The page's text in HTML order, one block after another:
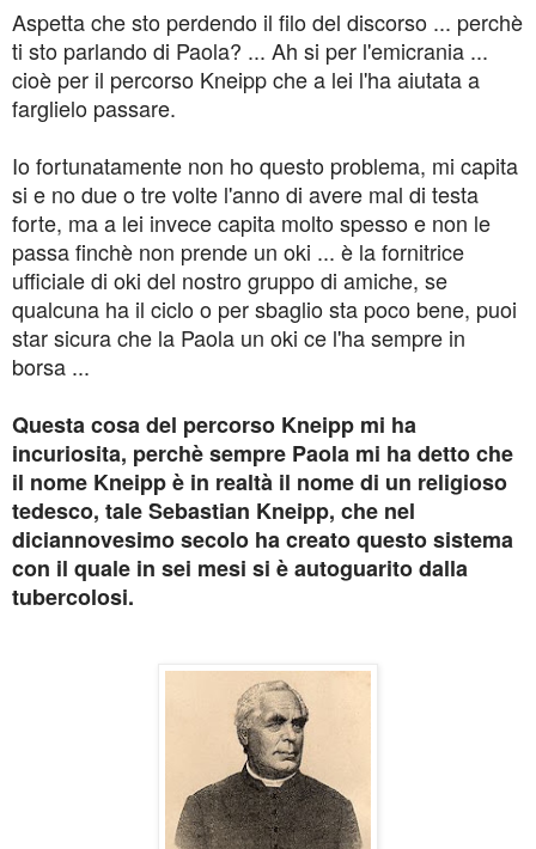
Aspetta che sto perdendo il filo del discorso ... perchè
ti sto parlando di Paola? ... Ah si per l'emicrania ...
cioè per il percorso Kneipp che a lei l'ha aiutata a
farglielo passare.
Io fortunatamente non ho questo problema, mi capita
si e no due o tre volte l'anno di avere mal di testa
forte, ma a lei invece capita molto spesso e non le
passa finchè non prende un oki ... è la fornitrice
ufficiale di oki del nostro gruppo di amiche, se
qualcuna ha il ciclo o per sbaglio sta poco bene, puoi
star sicura che la Paola un oki ce l'ha sempre in
borsa ...
Questa cosa del percorso Kneipp mi ha
incuriosita, perchè sempre Paola mi ha detto che
il nome Kneipp è in realtà il nome di un religioso
tedesco, tale Sebastian Kneipp, che nel
diciannovesimo secolo ha creato questo sistema
con il quale in sei mesi si è autoguarito dalla
tubercolosi.